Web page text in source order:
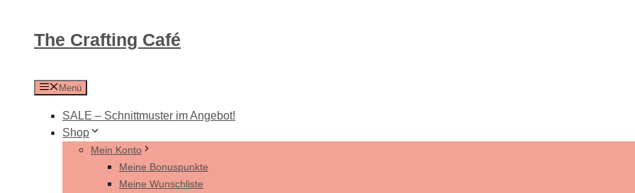
The Crafting Café
Menü
SALE – Schnittmuster im Angebot!
Shop
Mein Konto
Meine Bonuspunkte
Meine Wunschliste